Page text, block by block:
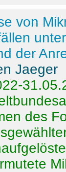
von
der
Jaeger
des